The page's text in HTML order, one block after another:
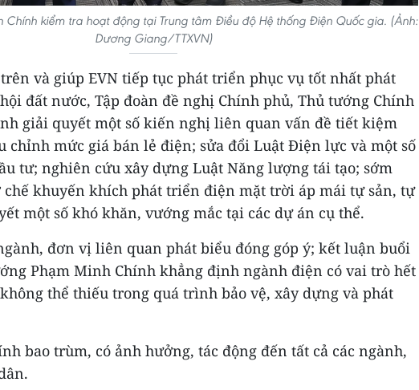
Chính kiểm tra hoạt động tại Trung tâm Điều độ Hệ thống Điện Quốc gia. (Ảnh:
Dương Giang/TTXVN)
và giúp EVN tiếp tục phát triển phục vụ tốt nhất phát
đất nước, Tập đoàn đề nghị Chính phủ, Thủ tướng Chính
giải quyết một số kiến nghị liên quan vấn đề tiết kiệm
chỉnh mức giá bán lẻ điện; sửa đổi Luật Điện lực và một số
tư; nghiên cứu xây dựng Luật Năng lượng tái tạo; sớm
chế khuyến khích phát triển điện mặt trời áp mái tự sản, tự
một số khó khăn, vướng mắc tại các dự án cụ thể.
đơn vị liên quan phát biểu đóng góp ý; kết luận buổi
Phạm Minh Chính khẳng định ngành điện có vai trò hết
thể thiếu trong quá trình bảo vệ, xây dựng và phát
bao trùm, có ảnh hưởng, tác động đến tất cả các ngành,